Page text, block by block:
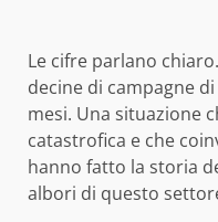
Le cifre parlano
decine di campagne
mesi. Una situazione
catastrofica e che
hanno fatto la storia
albori di questo